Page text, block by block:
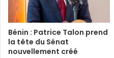
Bénin : Patrice Talon prend
la tête du Sénat
nouvellement créé